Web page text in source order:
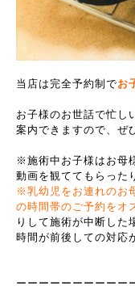
当店は完全予約制でお
お子様のお世話で忙し
案内できますので、ぜ
※施術中お子様はお母
動画を観ててもらった
※乳幼児をお連れのお
の時間帯のご予約をオ
りして施術が中断した
時間が前後しての対応
ーーーーーーーーーー